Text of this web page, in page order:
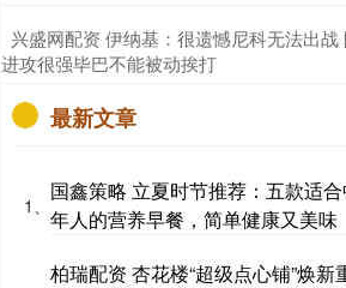
兴盛网配资 伊纳基：很遗憾尼科无法出战
进攻很强毕巴不能被动挨打
最新文章
1、
国鑫策略 立夏时节推荐：五款适
年人的营养早餐，简单健康又美味
柏瑞配资 杏花楼“超级点心铺”焕新